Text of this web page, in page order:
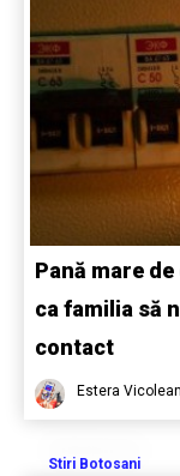
Pană mare
ca familia să
contact
Estera
Stiri Botosani